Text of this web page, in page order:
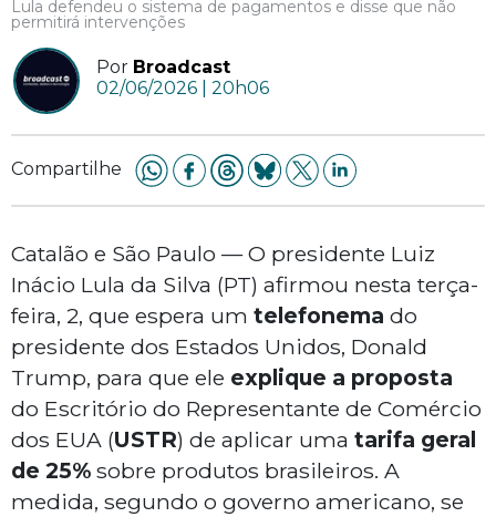
Lula defendeu o sistema de pagamentos e disse que não
permitirá intervenções
Por Broadcast
02/06/2026 | 20h06
Compartilhe
Catalão e São Paulo — O presidente Luiz
Inácio Lula da Silva (PT) afirmou nesta terça-
feira, 2, que espera um telefonema do
presidente dos Estados Unidos, Donald
Trump, para que ele explique a proposta
do Escritório do Representante de Comércio
dos EUA (USTR) de aplicar uma tarifa geral
de 25% sobre produtos brasileiros. A
medida, segundo o governo americano, se